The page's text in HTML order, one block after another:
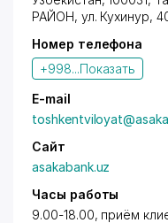
воспитанникам
"Асака" банка
безпроцентный
Перечень
кредита:
- заявление на
- договор
студентом и ВУЗом
контрактной основе;
- копия паспорта
кредита.
Имеется терминал.
РАЙОН, ул. Кухинур,
Номер телефона
+998...Показать
E-mail
Сайт
asakabank.uz
Часы работы
9.00-18.00, приём